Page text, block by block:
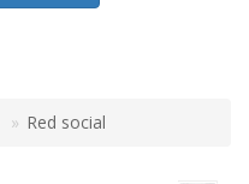
Red social